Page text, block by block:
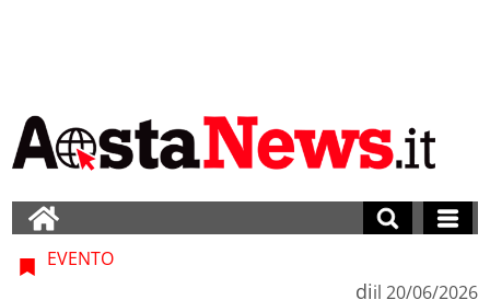
EVENTO
diil 20/06/2026